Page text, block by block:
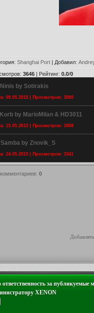
: Shanghai Port | Добавил:
: 3646 | Рейтинг: 0.0/0
by Sotirakis
09.05.2015 | Просмотров: 3000
by MarioMilan & HD3011
15.05.2015 | Просмотров: 3008
by Znovik_S
24.05.2015 | Просмотров: 3341
: 0
за публикуемые
XENON